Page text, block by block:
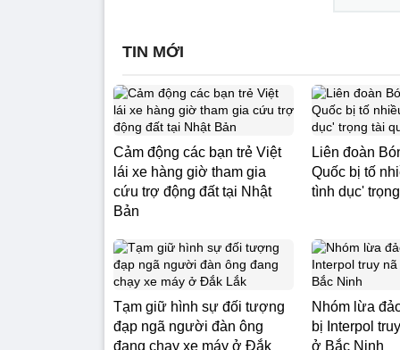
TIN MỚI
Cảm động các bạn trẻ Việt
lái xe hàng giờ tham gia
cứu trợ động đất tại Nhật
Bản
Liên đoàn
Quốc bị tố
tình dục'
Tạm giữ hình sự đối tượng
đạp ngã người đàn ông
đang chạy xe máy ở Đắk
Nhóm lừa
bị Interpol
ở Bắc Ninh